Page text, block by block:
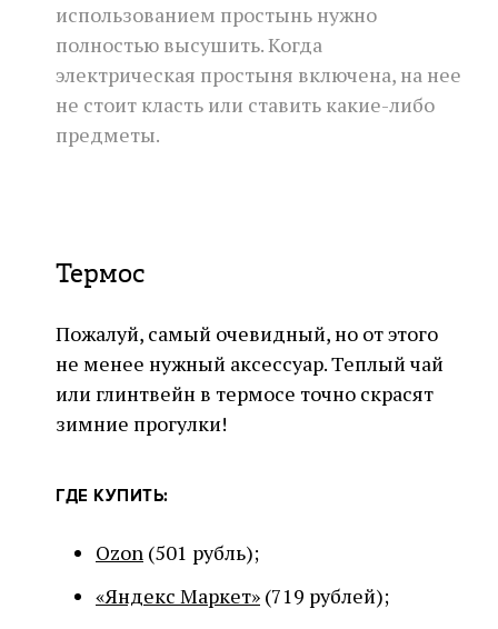
использованием простынь нужно
полностью высушить. Когда
электрическая простыня включена, на нее
не стоит класть или ставить какие-либо
предметы.
Термос
Пожалуй, самый очевидный, но от этого
не менее нужный аксессуар. Теплый чай
или глинтвейн в термосе точно скрасят
зимние прогулки!
ГДЕ КУПИТЬ:
Ozon (501 рубль);
«Яндекс Маркет» (719 рублей);